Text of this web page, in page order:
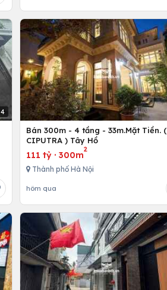
4
Bán 300m - 4 tầng - 33m.Mặt Tiền. (
CIPUTRA ) Tây Hồ
111 tỷ ·300m
2
Thành phố Hà Nội
hôm qua